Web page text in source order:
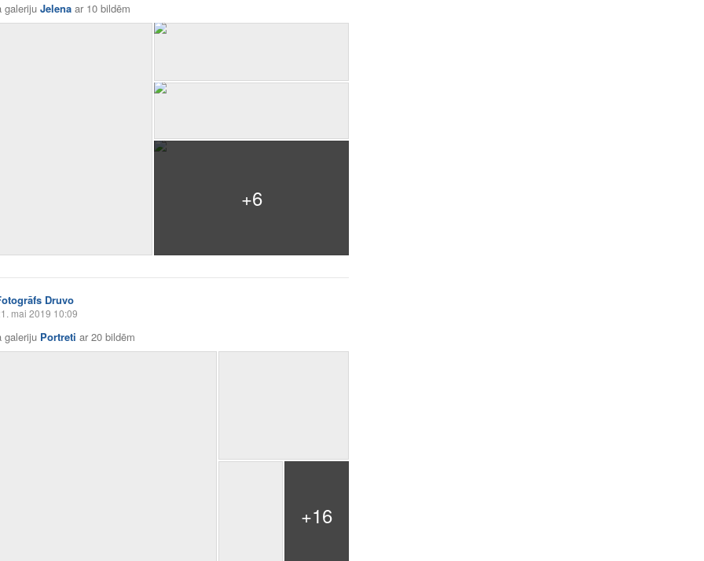
galeriju Jelena ar 10 bildēm
+6
Druvo
mai 2019 10:09
galeriju Portreti ar20 bildēm
+16